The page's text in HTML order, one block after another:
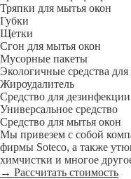
Тряпки для мытья окон
Губки
Щетки
Сгон для мытья окон
Мусорные пакеты
Экологичные средства
Жироудалитель
Средство для дезинфекции
Универсальное средство
Средство для мытья окон
Мы привезем с собой
фирмы Soteco, а также
химчистки и многое
→ Рассчитать стоимость